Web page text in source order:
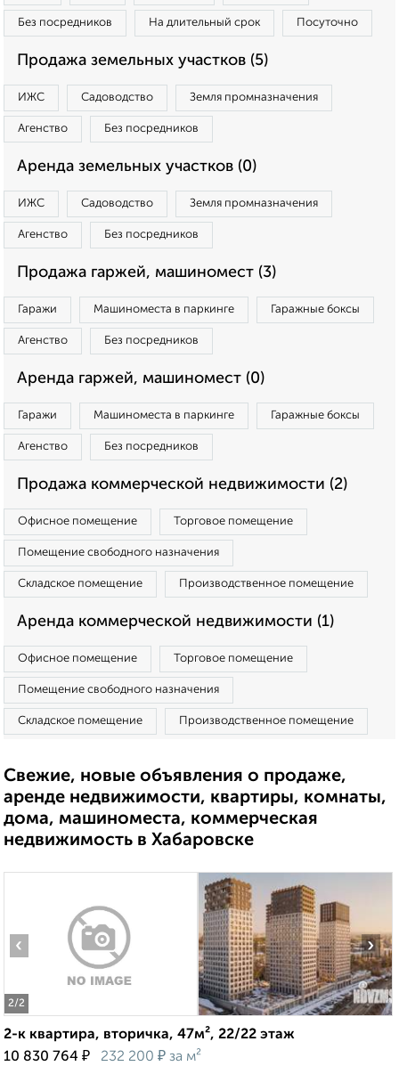
Без посредников На длительный срок Посуточно
Продажа земельных участков (5)
ИЖС Садоводство Земля промназначения
Агенство Без посредников
Аренда земельных участков (0)
ИЖС Садоводство Земля промназначения
Агенство Без посредников
Продажа гаржей, машиномест (3)
Гаражи Машиноместа в паркинге Гаражные боксы
Агенство Без посредников
Аренда гаржей, машиномест (0)
Гаражи Машиноместа в паркинге Гаражные боксы
Агенство Без посредников
Продажа коммерческой недвижимости (2)
Офисное помещение Торговое помещение
Помещение свободного назначения
Складское помещение Производственное помещение
Аренда коммерческой недвижимости (1)
Офисное помещение Торговое помещение
Помещение свободного назначения
Складское помещение Производственное помещение
Свежие, новые объявления о продаже,
аренде недвижимости, квартиры, комнаты,
дома, машиноместа, коммерческая
недвижимость в Хабаровске
2/2
‹ ›
2-к квартира, вторичка, 47м², 22/22 этаж
10 830 764 ₽ 232 200 ₽ за м²